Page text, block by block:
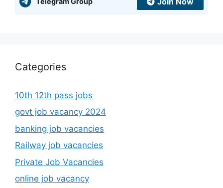
Categories
10th 12th pass jobs
govt job vacancy 2024
banking job vacancies
Railway job vacancies
Private Job Vacancies
online job vacancy